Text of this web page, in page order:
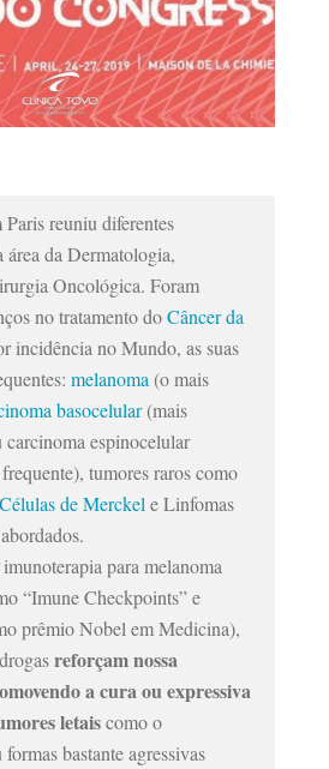
Paris reuniu diferentes
área da Dermatologia,
Oncológica. Foram
no tratamento doCâncer da
incidência no Mundo, as suas
melanoma (o mais
basocelular(mais
carcinoma espinocelular
tumores raros como
de Merckel e Linfomas
para melanoma
“Imune Checkpoints” e
prêmio Nobel em Medicina),
reforçam nossa
a cura ou expressiva
letaiscomo o
bastante agressivas